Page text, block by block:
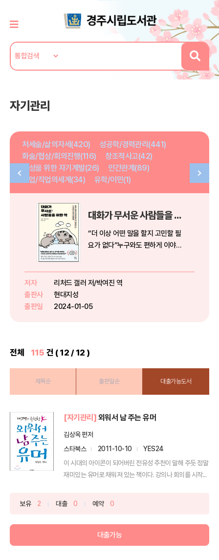
자기관리
처세술/삶의자세(420)
성공학/경력관리(441)
화술/협상/회의진행(116)
창조적사고(42)
여성을 위한 자기계발(26)
인간관계(89)
취업/직업의세계(34)
유학/이민(1)
대화가 무서운 사람들을 위한 책
“더 이상 어떤 말을 할지 고민할 필
요가 없다”누구와도 편하게 이야기
학” 최설민 대표 강력 추천!- 3만 5
자 커뮤니케이션 전...
저자
리처드 갤러 저/박여진 역
출판사
현대지성
출판일
2024-01-05
전체 115 건 ( 12 / 12 )
제목순 출판일순 대출가능도서
[자기관리] 외워서 남 주는 유머
김상옥 편저
스타북스
2011-10-10
YES24
이 시대의 아이콘이 되어버린 전유성 추천이 말해 주듯 정말
재미있는 유머로 채워져 있는 책이다. 강의나 회의를 시작...
보유 2 대출 0 예약 0
대출가능